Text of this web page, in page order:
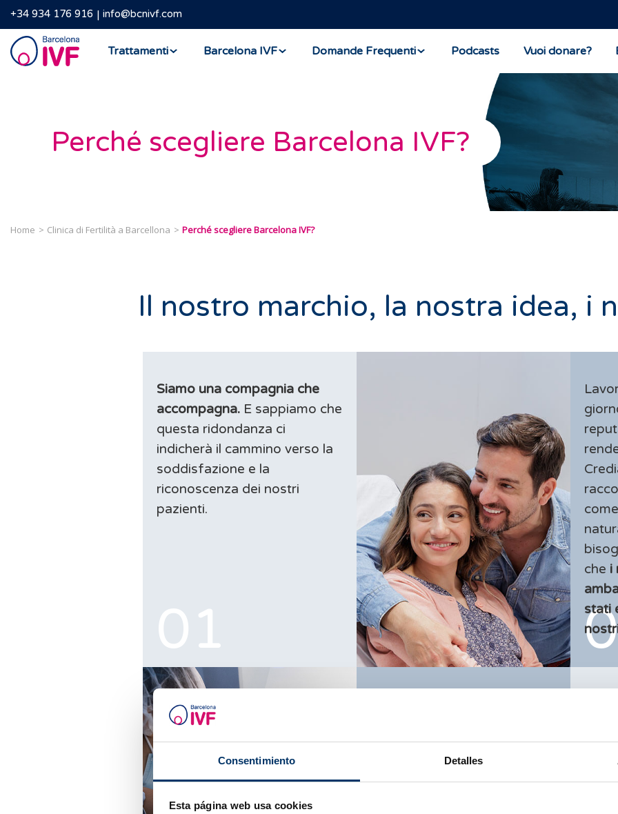
Consentimiento Detalles
Esta página web usa cookies
+34 934 176 916 info@bcnivf.com
Barcelona
IVF
Trattamenti Barcelona IVF Domande Frequenti Podcasts Vuoi donare?
Perché scegliere Barcelona IVF?
Home Clinica di Fertilità a Barcellona Perché scegliere Barcelona IVF?
Il nostro marchio, la nostra idea, i
Siamo una compagnia che
accompagna. E sappiamo che
questa ridondanza ci
indicherà il cammino verso la
soddisfazione e la
riconoscenza dei nostri
pazienti.
che i
stati
possibile ottenere risultati
positivi solo percorrendo la
strada della sicurezza. Lo
Il
ciò